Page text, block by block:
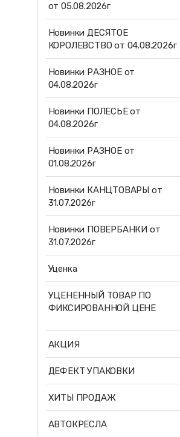
от 05.08.2026г
Новинки ДЕСЯТОЕ
КОРОЛЕВСТВО от 04.08.2026г
Новинки РАЗНОЕ от
04.08.2026г
Новинки ПОЛЕСЬЕ от
04.08.2026г
Новинки РАЗНОЕ от
01.08.2026г
Новинки КАНЦТОВАРЫ от
31.07.2026г
Новинки ПОВЕРБАНКИ от
31.07.2026г
Уценка
УЦЕНЕННЫЙ ТОВАР ПО
ФИКСИРОВАННОЙ ЦЕНЕ
АКЦИЯ
ДЕФЕКТ УПАКОВКИ
ХИТЫ ПРОДАЖ
АВТОКРЕСЛА